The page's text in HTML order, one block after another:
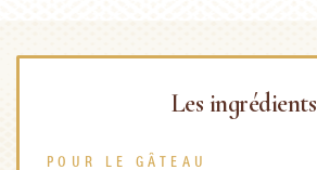
Les ingrédients
POUR LE GÂTEAU